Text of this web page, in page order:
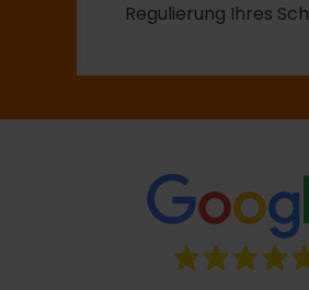
Regulierung Ihres